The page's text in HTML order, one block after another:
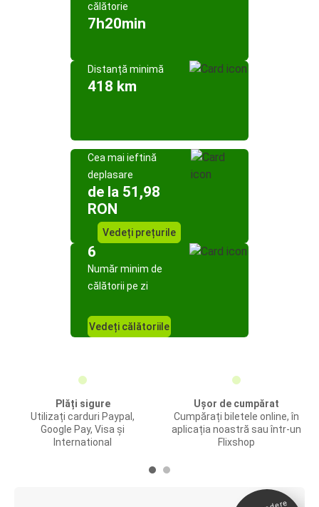
călătorie
7h20min
Distanță minimă
418 km
Cea mai ieftină
deplasare
de la 51,98
RON
Vedeți prețurile
6
Număr minim de
călătorii pe zi
Vedeți călătoriile
Plăți sigure
Utilizați carduri Paypal,
Google Pay, Visa și
International
Ușor de cumpărat
Cumpărați biletele online, în
aplicația noastră sau într-un
Flixshop